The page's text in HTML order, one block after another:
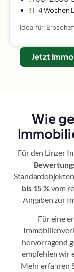
!1–4 Wochen
Ideal für:
Jetzt
Wie
Für den Linzer
bis 15 %vom
Angaben zur
Für eine
hervorragend
empfehlen wir
Mehr erfahren